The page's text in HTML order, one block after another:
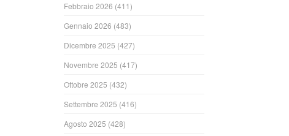
Febbraio 2026 (411)
Gennaio 2026 (483)
Dicembre 2025 (427)
Novembre 2025 (417)
Ottobre 2025 (432)
Settembre 2025 (416)
Agosto 2025 (428)